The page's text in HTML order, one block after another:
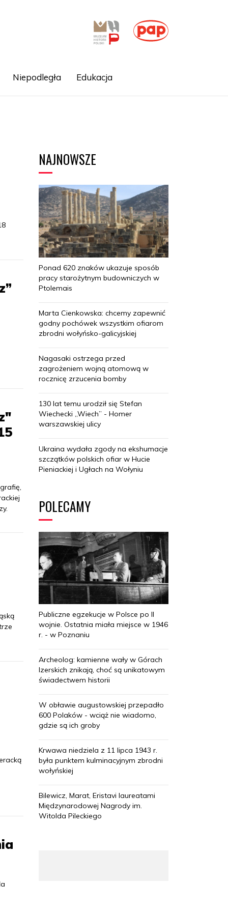
Niepodległa Edukacja
NAJNOWSZE
Ponad 620 znaków ukazuje sposób
pracy starożytnym budowniczych w
Ptolemais
Marta Cienkowska: chcemy zapewnić
godny pochówek wszystkim ofiarom
zbrodni wołyńsko-galicyjskiej
Nagasaki ostrzega przed
zagrożeniem wojną atomową w
rocznicę zrzucenia bomby
130 lat temu urodził się Stefan
Wiechecki „Wiech” - Homer
warszawskiej ulicy
Ukraina wydała zgody na ekshumacje
szczątków polskich ofiar w Hucie
Pieniackiej i Ugłach na Wołyniu
POLECAMY
Publiczne egzekucje w Polsce po II
wojnie. Ostatnia miała miejsce w 1946
r. - w Poznaniu
Archeolog: kamienne wały w Górach
Izerskich znikają, choć są unikatowym
świadectwem historii
W obławie augustowskiej przepadło
600 Polaków - wciąż nie wiadomo,
gdzie są ich groby
Krwawa niedziela z 11 lipca 1943 r.
była punktem kulminacyjnym zbrodni
wołyńskiej
Bilewicz, Marat, Eristavi laureatami
Międzynarodowej Nagrody im.
Witolda Pileckiego